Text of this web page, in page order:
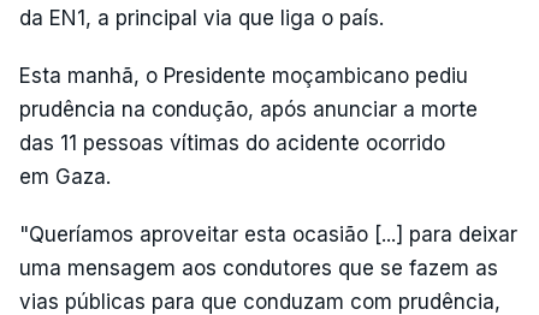
da EN1, a principal via que liga o país.
Esta manhã, o Presidente moçambicano pediu
prudência na condução, após anunciar a morte
das 11 pessoas vítimas do acidente ocorrido
em Gaza.
"Queríamos aproveitar esta ocasião [...] para deixar
uma mensagem aos condutores que se fazem as
vias públicas para que conduzam com prudência,